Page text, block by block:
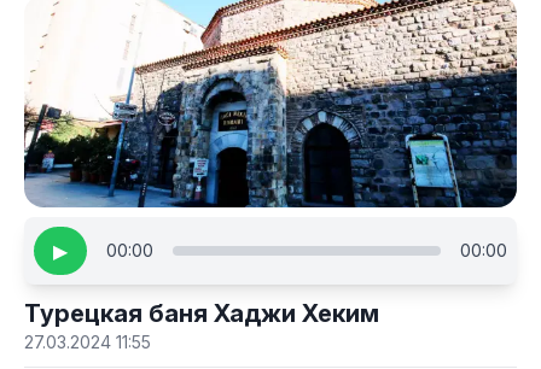
▶ 00:00 00:00
Турецкая баня Хаджи Хеким
27.03.2024 11:55